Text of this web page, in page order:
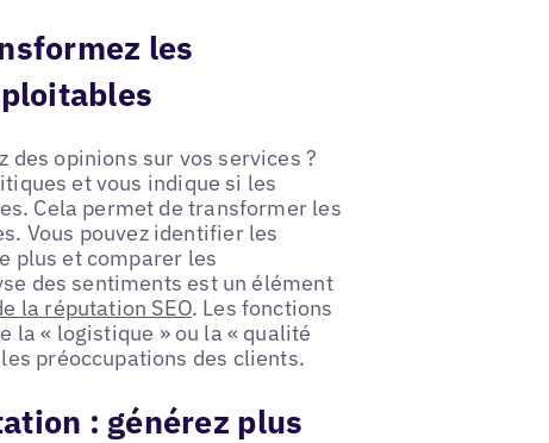
les
des opinions sur vos services ?
et vous indique si les
Cela permet de transformer les
Vous pouvez identifier les
plus et comparer les
des sentiments est un élément
la réputation SEO. Les fonctions
la « logistique » ou la « qualité
préoccupations des clients.
: générez plus